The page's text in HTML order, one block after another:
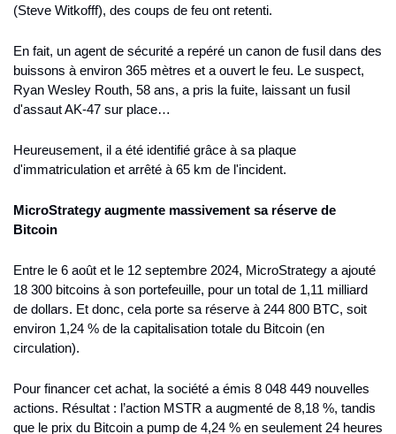
(Steve Witkofff), des coups de feu ont retenti.
En fait, un agent de sécurité a repéré un canon de fusil dans des
buissons à environ 365 mètres et a ouvert le feu. Le suspect,
Ryan Wesley Routh, 58 ans, a pris la fuite, laissant un fusil
d'assaut AK-47 sur place…
Heureusement, il a été identifié grâce à sa plaque
d'immatriculation et arrêté à 65 km de l'incident.
MicroStrategy augmente massivement sa réserve de
Bitcoin
Entre le 6 août et le 12 septembre 2024, MicroStrategy a ajouté
18 300 bitcoins à son portefeuille, pour un total de 1,11 milliard
de dollars. Et donc, cela porte sa réserve à 244 800 BTC, soit
environ 1,24 % de la capitalisation totale du Bitcoin (en
circulation).
Pour financer cet achat, la société a émis 8 048 449 nouvelles
actions. Résultat : l’action MSTR a augmenté de 8,18 %, tandis
que le prix du Bitcoin a pump de 4,24 % en seulement 24 heures